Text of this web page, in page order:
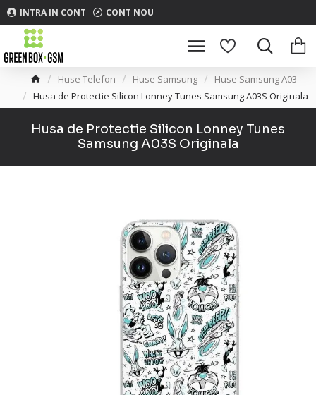
INTRA IN CONT CONT NOU
Huse Telefon Huse Samsung
Huse Samsung A03
Husa de Protectie Silicon Lonney Tunes Samsung A03S Originala
Husa de Protectie Silicon Lonney Tunes
Samsung A03S Originala